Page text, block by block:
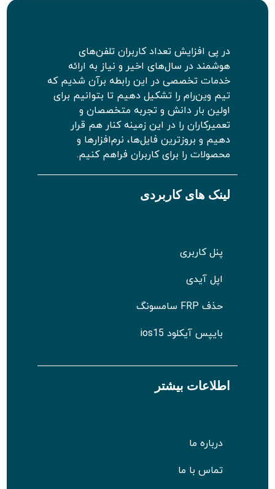
در پی افزایش تعداد کاربران تلفن‌های
هوشمند در سال‌های اخیر و نیاز به ارائه
خدمات تخصصی در این رابطه برآن شدیم که
تیم وین‌رام را تشکیل دهیم تا بتوانیم برای
اولین بار دانش و تجربه متخصصان و
تعمیرکاران را در این زمینه کنار هم قرار
دهیم و بروزترین فایل‌ها، نرم‌افزارها و
محصولات را برای کاربران فراهم کنیم.
لینک های کاربردی
پنل کاربری
اپل آیدی
حذف FRP سامسونگ
بایپس آیکلود ios15
اطلاعات بیشتر
درباره ما
تماس با ما